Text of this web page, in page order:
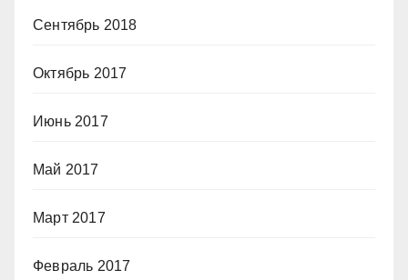
Сентябрь 2018
Октябрь 2017
Июнь 2017
Май 2017
Март 2017
Февраль 2017